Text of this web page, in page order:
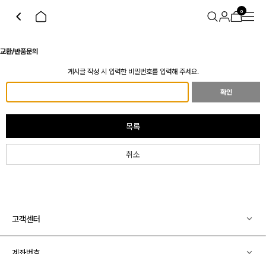
0
교환/반품문의
게시글 작성 시 입력한 비밀번호를 입력해 주세요.
확인
목록
취소
고객센터